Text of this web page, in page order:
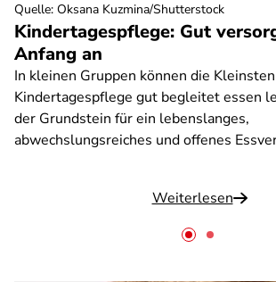
Kindertagespflege: Gut
Anfang an
In kleinen Gruppen können die
Kindertagespflege gut begleitet essen
der Grundstein für ein lebenslanges,
abwechslungsreiches und offenes
Weiterlesen
Quelle: Oksana Kuzmina/Shutterstock